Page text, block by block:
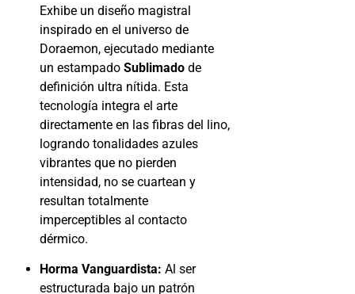
Exhibe un diseño magistral
inspirado en el universo de
Doraemon, ejecutado mediante
un estampado Sublimado de
definición ultra nítida. Esta
tecnología integra el arte
directamente en las fibras del lino,
logrando tonalidades azules
vibrantes que no pierden
intensidad, no se cuartean y
resultan totalmente
imperceptibles al contacto
dérmico.
Horma Vanguardista: Al ser
estructurada bajo un patrón